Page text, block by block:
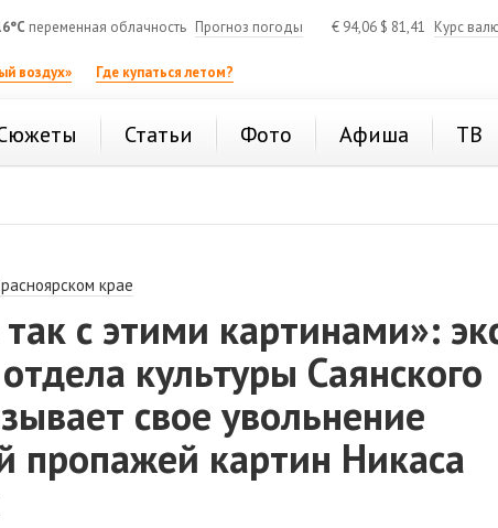
переменная облачность Прогноз погоды € 94,06 $ 81,41 Курс
воздух» Где купаться летом?
Статьи Фото Афиша ТВ
крае
с этими картинами»:
культуры Саянского
свое увольнение
пропажей картин Никаса